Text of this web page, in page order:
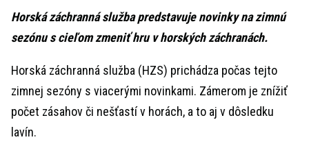
Horská záchranná služba predstavuje novinky na zimnú
sezónu s cieľom zmeniť hru v horských záchranách.
Horská záchranná služba (HZS) prichádza počas tejto
zimnej sezóny s viacerými novinkami. Zámerom je znížiť
počet zásahov či nešťastí v horách, a to aj v dôsledku
lavín.